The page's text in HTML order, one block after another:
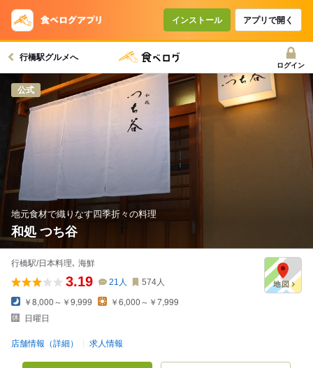
インストール アプリで開く
行橋駅グルメへ
ログイン
公式
地元食材で織りなす四季折々の料理
和処 つち谷
行橋駅/日本料理､ 海鮮
3.19 21 人 574人
￥8,000～￥9,999
￥6,000～￥7,999
日曜日
店舗情報（詳細） 求人情報